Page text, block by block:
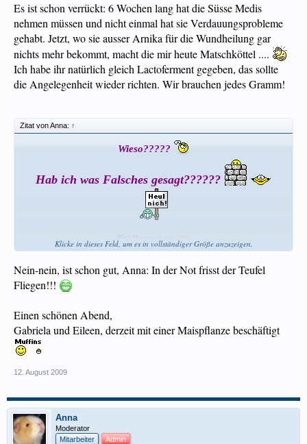
Es ist schon verrückt: 6 Wochen lang hat die Süsse Medis
nehmen müssen und nicht einmal hat sie Verdauungsprobleme
gehabt. Jetzt, wo sie ausser Arnika für die Wundheilung gar
nichts mehr bekommt, macht die mir heute Matschköttel ....
Ich habe ihr natürlich gleich Lactoferment gegeben, das sollte
die Angelegenheit wieder richten. Wir brauchen jedes Gramm!
Zitat von Anna: ↑
Wieso?????
Hab ich was Falsches gesagt??????
Trällergrüsse
Anna
Klicke in dieses Feld, um es in vollständiger Größe anzuzeigen.
Nein-nein, ist schon gut, Anna: In der Not frisst der Teufel
Fliegen!!!
Einen schönen Abend,
Gabriela und Eileen, derzeit mit einer Maispflanze beschäftigt
12. August 2009
Anna
Moderator
Mitarbeiter
Admin